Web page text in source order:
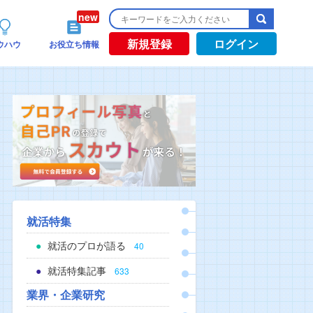
ハウ お役立ち情報 新規登録 ログイン
就活特集
就活のプロが語る 40
就活特集記事 633
業界・企業研究